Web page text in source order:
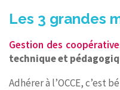
Les 3 grandes
Gestion des
technique et
Adhérer à l’OCCE, c’est